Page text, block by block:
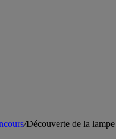
/Découverte de la